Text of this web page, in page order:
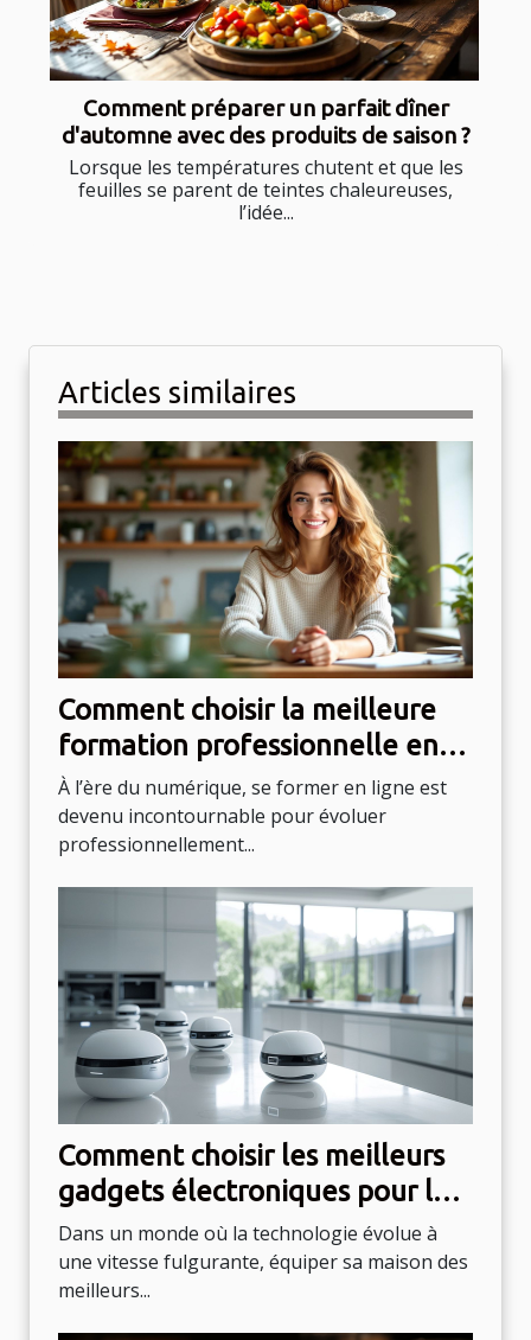
Comment préparer un parfait dîner
d'automne avec des produits de saison ?
Lorsque les températures chutent et que les
feuilles se parent de teintes chaleureuses,
l’idée...
Articles similaires
Comment choisir la meilleure
formation professionnelle en
ligne ?
À l’ère du numérique, se former en ligne est
devenu incontournable pour évoluer
professionnellement...
Comment choisir les meilleurs
gadgets électroniques pour la
maison moderne
Dans un monde où la technologie évolue à
une vitesse fulgurante, équiper sa maison des
meilleurs...